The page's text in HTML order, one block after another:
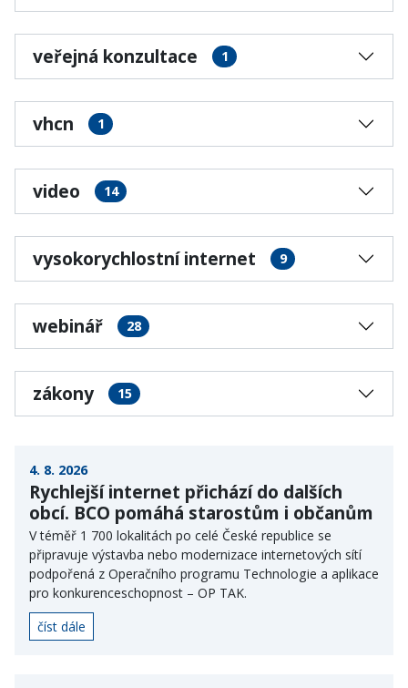
veřejná konzultace 1
vhcn 1
video 14
vysokorychlostní internet 9
webinář 28
zákony 15
4. 8. 2026
Rychlejší internet přichází do dalších
obcí. BCO pomáhá starostům i občanům
V téměř 1 700 lokalitách po celé České republice se
připravuje výstavba nebo modernizace internetových sítí
podpořená z Operačního programu Technologie a aplikace
pro konkurenceschopnost – OP TAK.
číst dále